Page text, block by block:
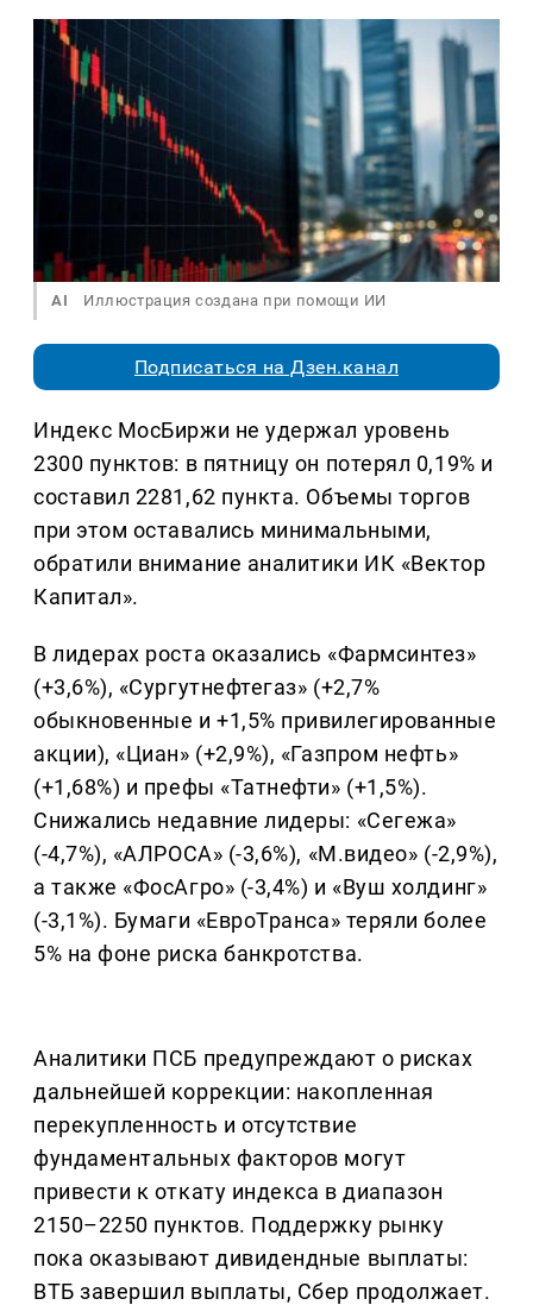
AI Иллюстрация создана при помощи ИИ
Подписаться на Дзен.канал
Индекс МосБиржи не удержал уровень
2300 пунктов: в пятницу он потерял 0,19% и
составил 2281,62 пункта. Объемы торгов
при этом оставались минимальными,
обратили внимание аналитики ИК «Вектор
Капитал».
В лидерах роста оказались «Фармсинтез»
(+3,6%), «Сургутнефтегаз» (+2,7%
обыкновенные и +1,5% привилегированные
акции), «Циан» (+2,9%), «Газпром нефть»
(+1,68%) и префы «Татнефти» (+1,5%).
Снижались недавние лидеры: «Сегежа»
(-4,7%), «АЛРОСА» (-3,6%), «М.видео» (-2,9%),
а также «ФосАгро» (-3,4%) и «Вуш холдинг»
(-3,1%). Бумаги «ЕвроТранса» теряли более
5% на фоне риска банкротства.
Аналитики ПСБ предупреждают о рисках
дальнейшей коррекции: накопленная
перекупленность и отсутствие
фундаментальных факторов могут
привести к откату индекса в диапазон
2150–2250 пунктов. Поддержку рынку
пока оказывают дивидендные выплаты:
ВТБ завершил выплаты, Сбер продолжает.